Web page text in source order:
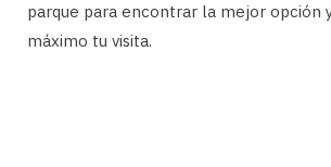
parque para encontrar la mejor opción
máximo tu visita.